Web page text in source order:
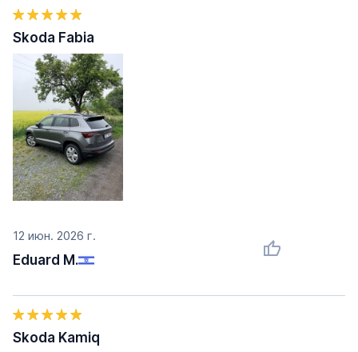
12 июн. 2026 г.
Eduard M.
Skoda Fabia
Skoda Kamiq